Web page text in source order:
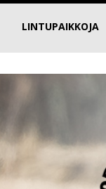
LINTUPAIKKOJA